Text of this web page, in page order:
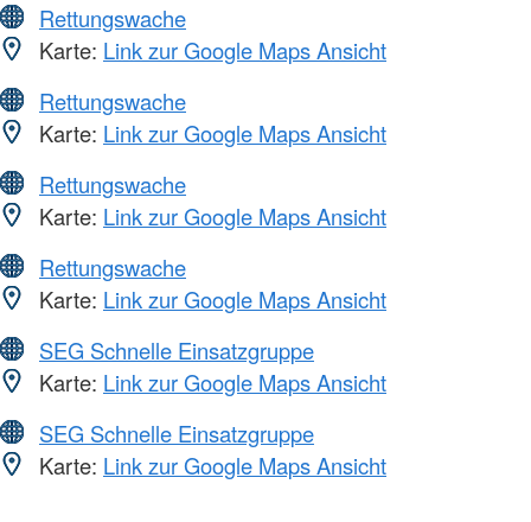
Rettungswache
Karte: Link zur Google Maps Ansicht
Rettungswache
Karte: Link zur Google Maps Ansicht
Rettungswache
Karte: Link zur Google Maps Ansicht
Rettungswache
Karte: Link zur Google Maps Ansicht
SEG Schnelle Einsatzgruppe
Karte: Link zur Google Maps Ansicht
SEG Schnelle Einsatzgruppe
Karte: Link zur Google Maps Ansicht